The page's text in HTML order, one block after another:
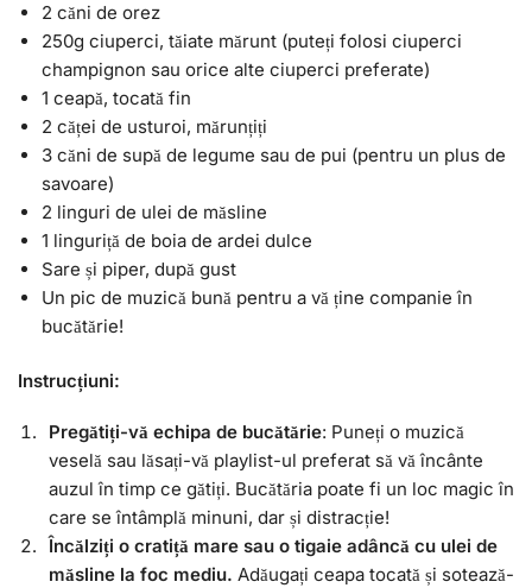
2 căni de orez
250g ciuperci, tăiate mărunt (puteți folosi ciuperci
champignon sau orice alte ciuperci preferate)
1 ceapă, tocată fin
2 căței de usturoi, mărunțiți
3 căni de supă de legume sau de pui (pentru un plus de
savoare)
2 linguri de ulei de măsline
1 linguriță de boia de ardei dulce
Sare și piper, după gust
Un pic de muzică bună pentru a vă ține companie în
bucătărie!
Instrucțiuni:
Pregătiți-vă echipa de bucătărie: Puneți o muzică
veselă sau lăsați-vă playlist-ul preferat să vă încânte
auzul în timp ce gătiți. Bucătăria poate fi un loc magic în
care se întâmplă minuni, dar și distracție!
Încălziți o cratiță mare sau o tigaie adâncă cu ulei de
măsline la foc mediu. Adăugați ceapa tocată și sotează-